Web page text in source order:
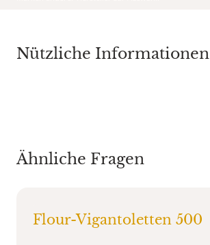
Nützliche Informationen
Ähnliche Fragen
Flour-Vigantoletten 500